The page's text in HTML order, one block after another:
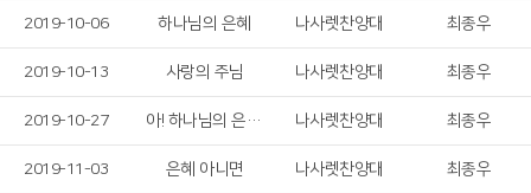
2019-10-06 하나님의 은혜 나사렛찬양대 최종우
2019-10-13 사랑의 주님 나사렛찬양대 최종우
2019-10-27 아! 하나님의 은혜로 나사렛찬양대 최종우
2019-11-03 은혜 아니면 나사렛찬양대 최종우